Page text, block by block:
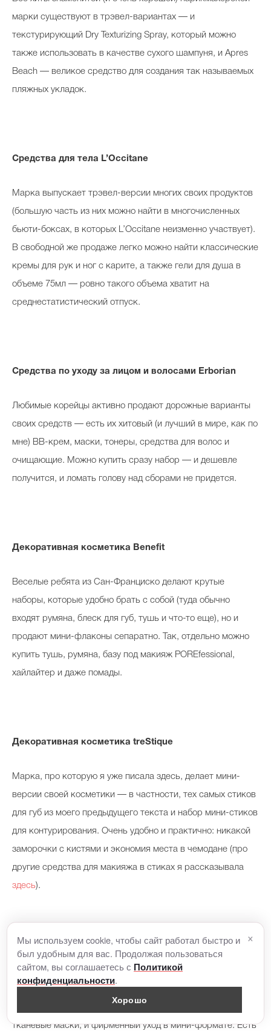
марки существуют в трэвел-вариантах — и
текстурирующий Dry Texturizing Spray, который можно
также использовать в качестве сухого шампуня, и Apres
Beach — великое средство для создания так называемых
пляжных укладок.
Средства для тела L’Occitane
Марка выпускает трэвел-версии многих своих продуктов
(большую часть из них можно найти в многочисленных
бьюти-боксах, в которых L’Occitane неизменно участвует).
В свободной же продаже легко можно найти классические
кремы для рук и ног с карите, а также гели для душа в
объеме 75мл — ровно такого объема хватит на
среднестатистический отпуск.
Средства по уходу за лицом и волосами Erborian
Любимые корейцы активно продают дорожные варианты
своих средств — есть их хитовый (и лучший в мире, как по
мне) ВВ-крем, маски, тонеры, средства для волос и
очищающие. Можно купить сразу набор — и дешевле
получится, и ломать голову над сборами не придется.
Декоративная косметика Benefit
Веселые ребята из Сан-Франциско делают крутые
наборы, которые удобно брать с собой (туда обычно
входят румяна, блеск для губ, тушь и что-то еще), но и
продают мини-флаконы сепаратно. Так, отдельно можно
купить тушь, румяна, базу под макияж POREfessional,
хайлайтер и даже помады.
Декоративная косметика treStique
Марка, про которую я уже писала здесь, делает мини-
версии своей косметики — в частности, тех самых стиков
для губ из моего предыдущего текста и набор мини-стиков
для контурирования. Очень удобно и практично: никакой
заморочки с кистями и экономия места в чемодане (про
другие средства для макияжа в стиках я рассказывала
здесь).
Уход и макияж Sephora
Sephora, в целом, идеологи beauty to go — у них в
ассортименте и есть наборы для путешествий, и удобные
тканевые маски, и фирменный уход в мини-формате. Есть
Мы используем cookie, чтобы сайт работал быстро и
был удобным для вас. Продолжая пользоваться
сайтом, вы соглашаетесь с Политикой
конфиденциальности.
Хорошо
×